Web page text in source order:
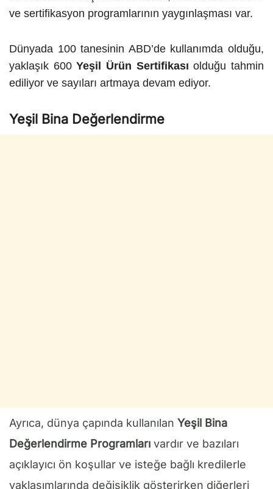
ve sertifikasyon programlarının yaygınlaşması var.
Dünyada 100 tanesinin ABD’de kullanımda olduğu,
yaklaşık 600Yeşil Ürün Sertifikası olduğu tahmin
ediliyor ve sayıları artmaya devam ediyor.
Yeşil Bina Değerlendirme
Ayrıca, dünya çapında kullanılan Yeşil Bina
Değerlendirme Programları vardır ve bazıları
açıklayıcı ön koşullar ve isteğe bağlı kredilerle
yaklaşımlarında değişiklik gösterirken diğerleri